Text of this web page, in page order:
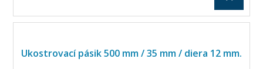
Ukostrovací pásik 500 mm / 35 mm / diera 12 mm.